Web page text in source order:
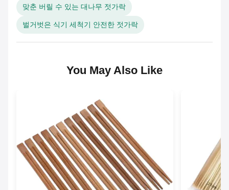
맞춘 버릴 수 있는 대나무 젓가락
벌거벗은 식기 세척기 안전한 젓가락
You May Also Like